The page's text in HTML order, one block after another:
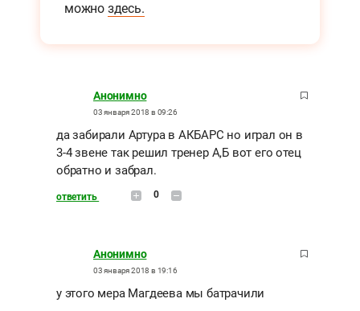
можно здесь.
Анонимно
03 января 2018 в 09:26
да забирали Артура в АКБАРС но играл он в
3-4 звене так решил тренер А,Б вот его отец
обратно и забрал.
ответить 0
Анонимно
03 января 2018 в 19:16
у этого мера Магдеева мы батрачили